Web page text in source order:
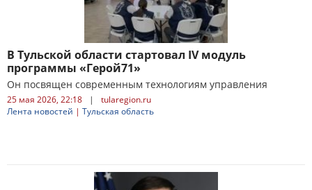
В Тульской области стартовал IV модуль
программы «Герой71»
Он посвящен современным технологиям управления
25 мая 2026, 22:18 |
tularegion.ru
Лента новостей | Тульская область